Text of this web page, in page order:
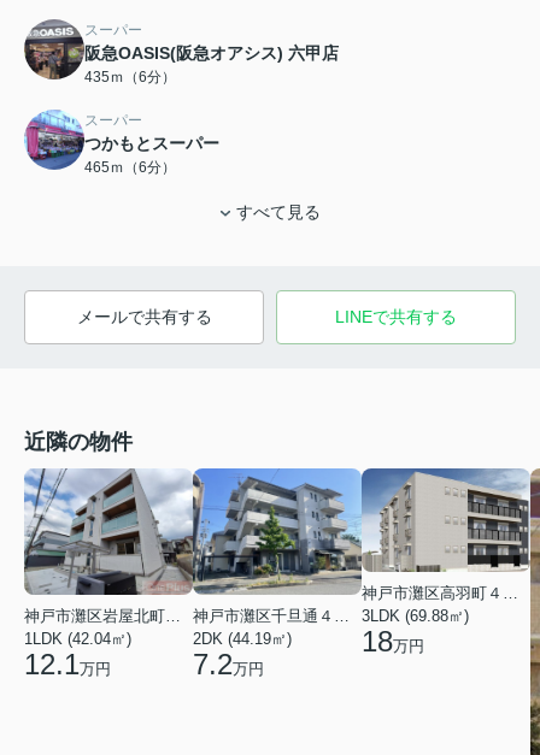
スーパー
阪急OASIS(阪急オアシス) 六甲店
435ｍ（6分）
スーパー
つかもとスーパー
465ｍ（6分）
すべて見る
メールで共有する LINEで共有する
近隣の物件
神戸市灘区岩屋北町２丁目
1LDK (42.04㎡)
12.1万円
神戸市灘区千旦通４丁目
2DK (44.19㎡)
7.2万円
神戸市灘区高羽町４丁目
3LDK (69.88㎡)
18万円